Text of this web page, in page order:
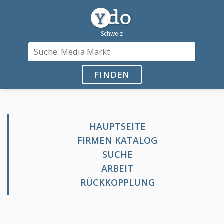
FINDEN
HAUPTSEITE
FIRMEN KATALOG
SUCHE
ARBEIT
RÜCKKOPPLUNG